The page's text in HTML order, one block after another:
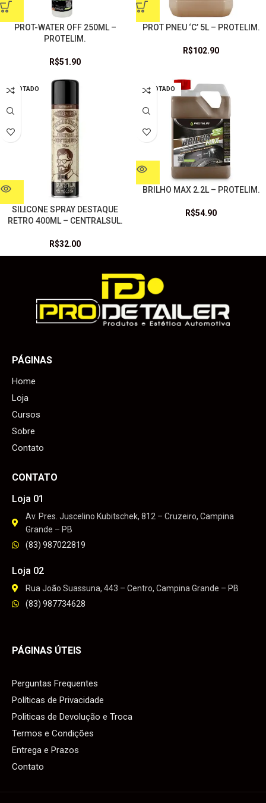
PROT-WATER OFF 250ML –
PROTELIM.
R$51.90
PROT PNEU ‘C’ 5L – PROTELIM.
R$102.90
ESGOTADO
SILICONE SPRAY DESTAQUE
RETRO 400ML – CENTRALSUL.
R$32.00
ESGOTADO
BRILHO MAX 2.2L – PROTELIM.
R$54.90
PÁGINAS
Home
Loja
Cursos
Sobre
Contato
CONTATO
Loja 01
Av. Pres. Juscelino Kubitschek, 812 – Cruzeiro, Campina
Grande – PB
(83) 987022819
Loja 02
Rua João Suassuna, 443 – Centro, Campina Grande – PB
(83) 987734628
PÁGINAS ÚTEIS
Perguntas Frequentes
Políticas de Privacidade
Politicas de Devolução e Troca
Termos e Condições
Entrega e Prazos
Contato